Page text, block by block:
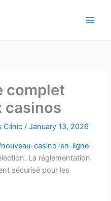
complet
casinos
Clinic/January 13, 2026
casino-en-ligne-
La réglementation
sécurisé pour les